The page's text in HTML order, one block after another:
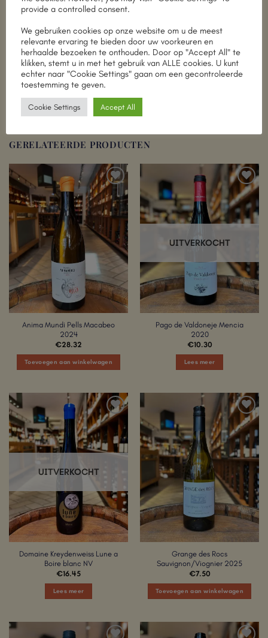
WIJNLAND
WIJNGEBIED Beaujolais
DRUIF Gamay
SOORT WIJNBOUW
GERELATEERDE PRODUCTEN
Add to
Wishlist
Anima Mundi Pells Macabeo
2024
€28.32
Toevoegen aan winkelwagen
Add to
Wishlist
UITVERKOCHT
Pago de Valdoneje Mencia
2020
€10.30
Lees meer
Add to
Wishlist
UITVERKOCHT
Domaine Kreydenweiss Lune a
Boire blanc NV
€16.45
Lees meer
Add to
Wishlist
Grange des Rocs
Sauvignon/Viognier 2025
€7.50
Toevoegen aan winkelwagen
provide a controlled consent.
We gebruiken cookies op onze website om u de meest
relevante ervaring te bieden door uw voorkeuren en
herhaalde bezoeken te onthouden. Door op "Accept All" te
klikken, stemt u in met het gebruik van ALLE cookies. U kunt
echter naar "Cookie Settings" gaan om een gecontroleerde
toestemming te geven.
Cookie Settings Accept All